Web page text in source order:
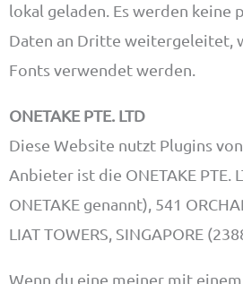
lokal geladen. Es werden keine
Daten an Dritte weitergeleitet,
Fonts verwendet werden.
ONETAKE PTE. LTD
Diese Website nutzt Plugins von
Anbieter ist die ONETAKE PTE.
ONETAKE genannt), 541
LIAT TOWERS, SINGAPORE
Wenn du eine meiner mit einem